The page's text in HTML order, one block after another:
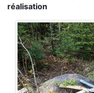
réalisation